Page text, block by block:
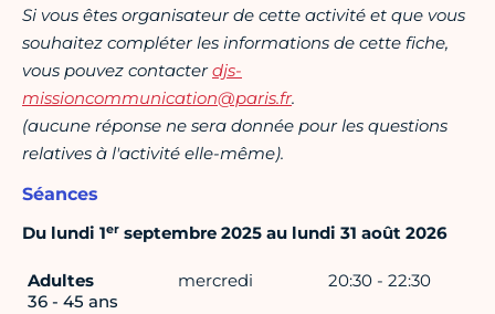
Si vous êtes organisateur de cette activité et que vous
souhaitez compléter les informations de cette fiche,
vous pouvez contacterdjs-
missioncommunication@paris.fr.
(aucune réponse ne sera donnée pour les questions
relatives à l'activité elle-même).
Séances
Du lundi 1er septembre 2025 au lundi 31 août 2026
Adultes
36 - 45 ans
mercredi 20:30 - 22:30